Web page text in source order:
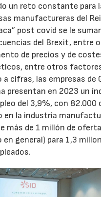
un reto constante para
manufactureras del
post covid se le
del Brexit, entre
de precios y de
entre otros
a cifras, las empresas de
presentan en 2023 un
del 3,9%, con 82.000
en la industria
más de 1 millón de
en general) para 1,3